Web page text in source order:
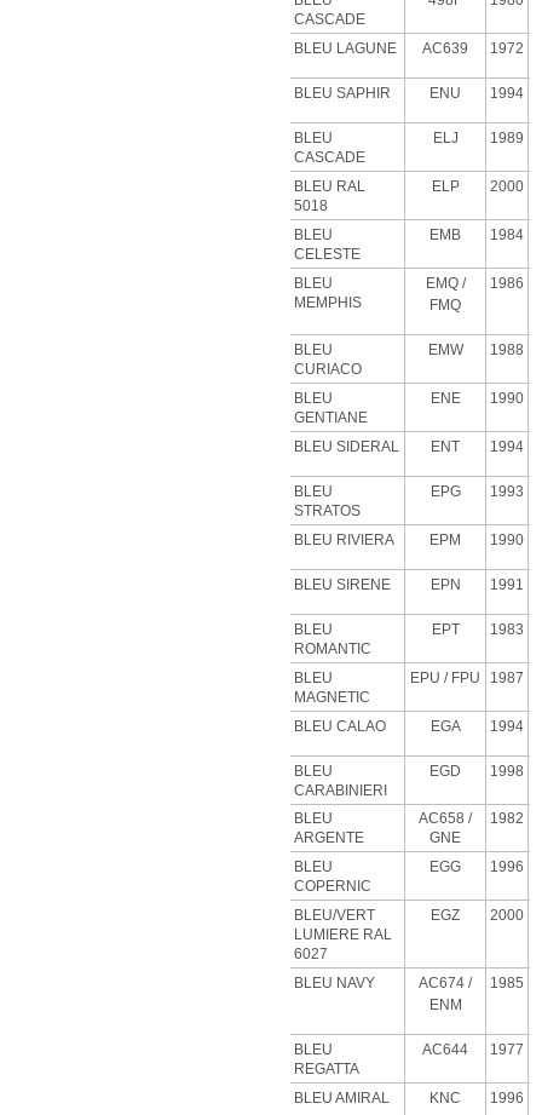
CASCADE
BLEU LAGUNE AC639 1972
BLEU SAPHIR ENU 1994
BLEU
CASCADE
ELJ 1989
BLEU RAL
5018
ELP 2000
BLEU
CELESTE
EMB 1984
BLEU
MEMPHIS
EMQ /
FMQ
1986
BLEU
CURIACO
EMW 1988
BLEU
GENTIANE
ENE 1990
BLEU SIDERAL ENT 1994
BLEU
STRATOS
EPG 1993
BLEU RIVIERA EPM 1990
BLEU SIRENE EPN 1991
BLEU
ROMANTIC
EPT 1983
BLEU
MAGNETIC
EPU / FPU 1987
BLEU CALAO EGA 1994
BLEU
CARABINIERI
EGD 1998
BLEU
ARGENTE
AC658 /
GNE
1982
BLEU
COPERNIC
EGG 1996
BLEU/VERT
LUMIERE RAL
6027
EGZ 2000
BLEU NAVY
AC674 /
ENM
1985
BLEU
REGATTA
AC644 1977
BLEU AMIRAL KNC 1996